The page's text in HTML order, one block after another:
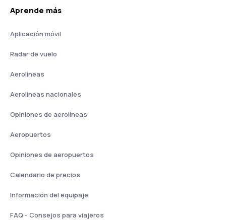
Aprende más
Aplicación móvil
Radar de vuelo
Aerolíneas
Aerolíneas nacionales
Opiniones de aerolíneas
Aeropuertos
Opiniones de aeropuertos
Calendario de precios
Información del equipaje
FAQ - Consejos para viajeros